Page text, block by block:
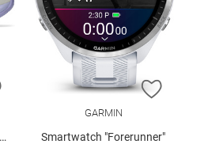
ZUR WUNSCHLISTE HINZUFÜGEN
ZUR
GARMIN
Smartwatch "Forerunner"